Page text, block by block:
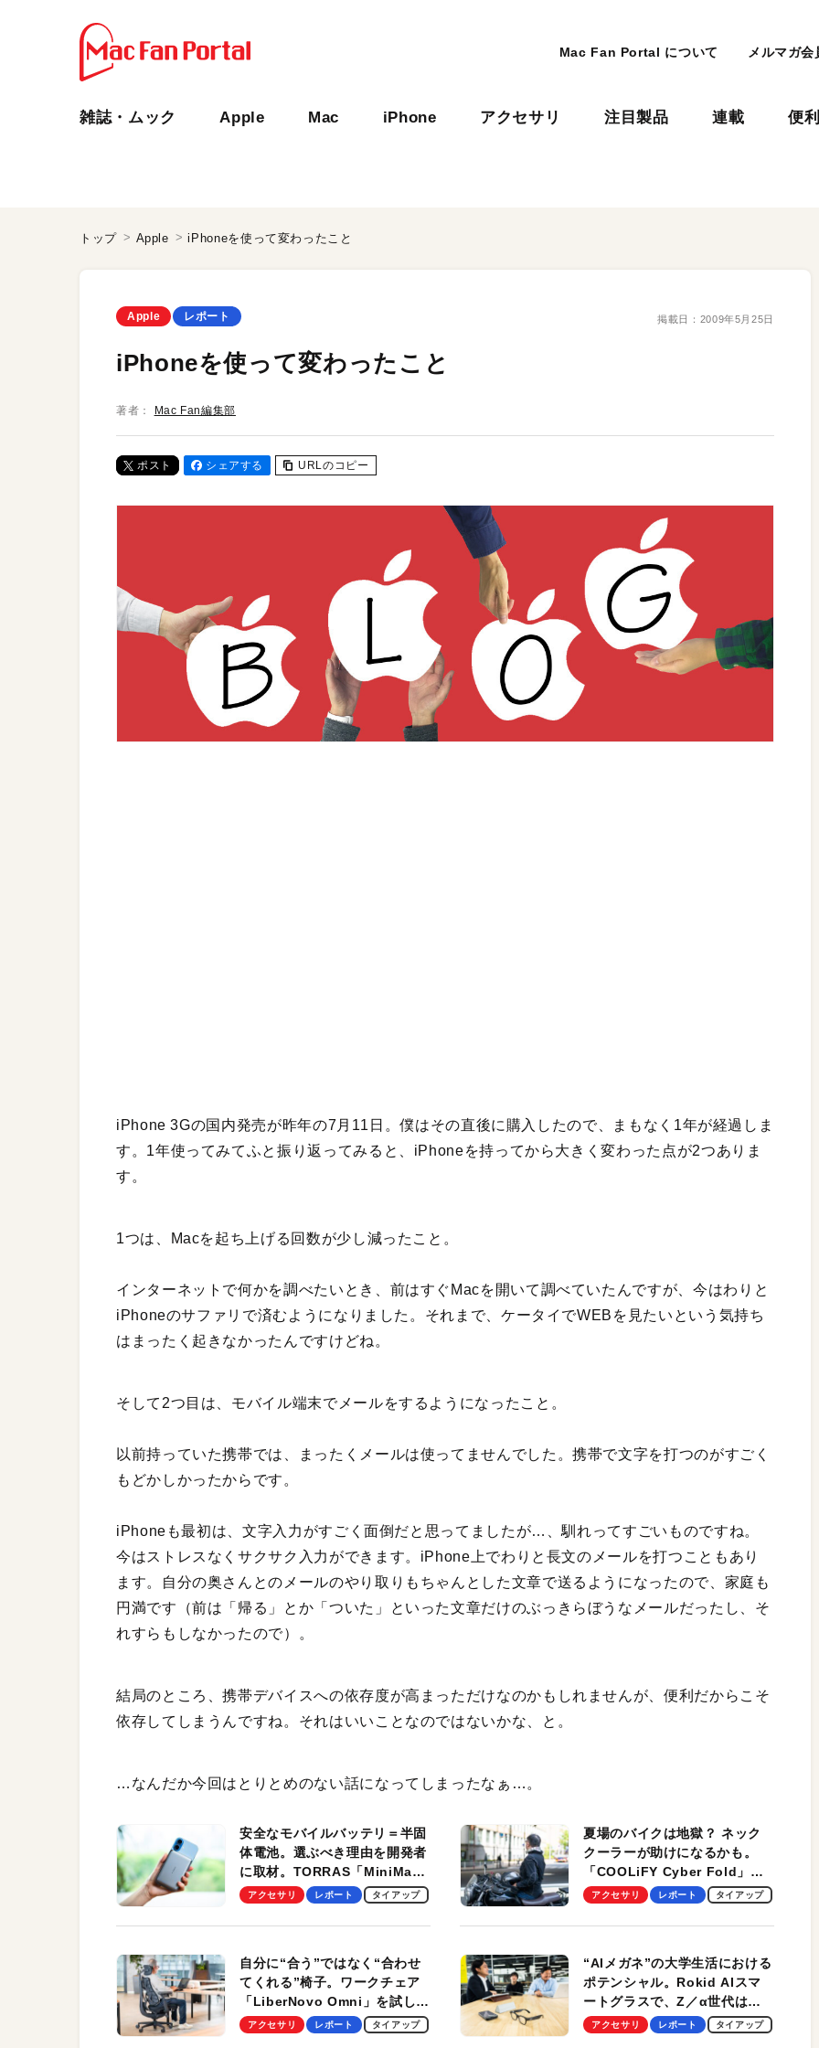
Mac Fan Portal について メルマガ会
雑誌・ムック Apple Mac iPhone アクセサリ 注目製品 連載 便
トップ Apple iPhoneを使って変わったこと
Apple レポート 掲載日： 2009年5月25日
iPhoneを使って変わったこと
著者： Mac Fan編集部
ポスト シェアする URLのコピー
iPhone 3Gの国内発売が昨年の7月11日。僕はその直後に購入したので、まもなく1年が経過しま
す。1年使ってみてふと振り返ってみると、iPhoneを持ってから大きく変わった点が2つありま
す。
1つは、Macを起ち上げる回数が少し減ったこと。
インターネットで何かを調べたいとき、前はすぐMacを開いて調べていたんですが、今はわりと
iPhoneのサファリで済むようになりました。それまで、ケータイでWEBを見たいという気持ち
はまったく起きなかったんですけどね。
そして2つ目は、モバイル端末でメールをするようになったこと。
以前持っていた携帯では、まったくメールは使ってませんでした。携帯で文字を打つのがすごく
もどかしかったからです。
iPhoneも最初は、文字入力がすごく面倒だと思ってましたが…、馴れってすごいものですね。
今はストレスなくサクサク入力ができます。iPhone上でわりと長文のメールを打つこともあり
ます。自分の奥さんとのメールのやり取りもちゃんとした文章で送るようになったので、家庭も
円満です（前は「帰る」とか「ついた」といった文章だけのぶっきらぼうなメールだったし、そ
れすらもしなかったので）。
結局のところ、携帯デバイスへの依存度が高まっただけなのかもしれませんが、便利だからこそ
依存してしまうんですね。それはいいことなのではないかな、と。
…なんだか今回はとりとめのない話になってしまったなぁ…。
安全なモバイルバッテリ＝半固
体電池。選ぶべき理由を開発者
に取材。TORRAS「MiniMag
Pro」の実機レビューも
アクセサリ レポート タイアップ
夏場のバイクは地獄？ ネック
クーラーが助けになるかも。
「COOLiFY Cyber Fold」レ
ビュー。冷却の速さ、密着する
性がグッド！
アクセサリ レポート タイアップ
自分に“合う”ではなく“合わせ
てくれる”椅子。ワークチェア
「LiberNovo Omni」を試して
わかったその魅力。まさかのス
アクセサリ レポート タイアップ
“AIメガネ”の大学生活における
ポテンシャル。Rokid AIスマ
ートグラスで、Z／α世代は何
を見る？ 現役学生起業家、そ
アクセサリ レポート タイアップ